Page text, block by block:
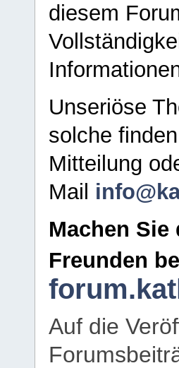
diesem
Unseriöse
solche
Mitteilung
Mail
Machen
Freunden
Auf die